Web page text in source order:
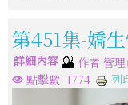
第451集-嬌
詳細內容 作者 管理
點擊數: 1774
列